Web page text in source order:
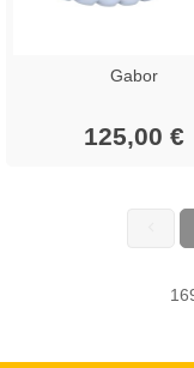
Gabor
125,00 €